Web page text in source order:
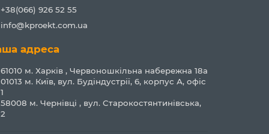
+38(066) 926 52 55
info@kproekt.com.ua
адреса
61010 м. Харків , Червоношкільна набережна 18а
01013 м. Київ, вул. Будіндустрії, 6, корпус А, офіс
1
58008 м. Чернівці , вул. Старокостянтинівська,
2